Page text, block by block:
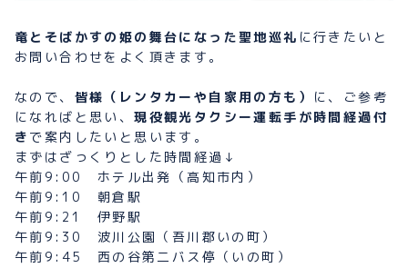
竜とそばかすの姫の舞台になった聖地巡礼 に行きたいと
お問い合わせをよく頂きます。
なので、 皆様（レンタカーや自家用の方も）
に、ご参考
になればと思い、現役観光タクシー運転手が時間経過付
き で案内したいと思います。
まずはざっくりとした時間経過↓
午前9:00 ホテル出発（高知市内）
午前9:10 朝倉駅
午前9:21 伊野駅
午前9:30 波川公園（吾川郡いの町）
午前9:45 西の谷第二バス停（いの町）